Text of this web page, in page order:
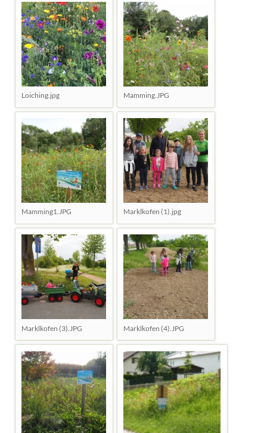
Loiching.jpg Mamming.JPG
Mamming1.JPG Marklkofen (1).jpg
Marklkofen (3).JPG Marklkofen (4).JPG